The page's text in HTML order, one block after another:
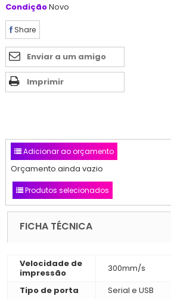
CondiçãoNovo
Share
Enviar a um amigo
Imprimir
Adicionar ao orçamento
Orçamento ainda vazio
Produtos selecionados
FICHA TÉCNICA
Velocidade de
impressão
300mm/s
Tipo de porta
Serial e USB